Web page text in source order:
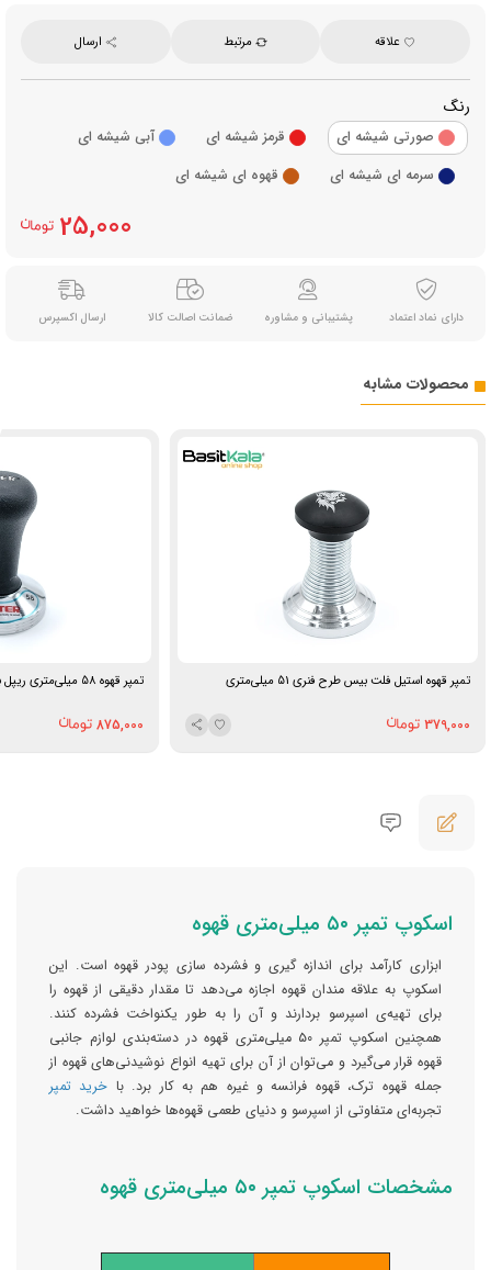
علاقه مرتبط ارسال
رنگ
صورتی شیشه ای قرمز شیشه ای
آبی شیشه ای
سرمه ای شیشه ای
قهوه ای شیشه ای
25,000
دارای نماد اعتماد پشتیبانی و مشاوره ضمانت اصالت کالا ارسال اکسپرس
محصولات مشابه
تمپر قهوه استیل فلت بیس طرح فنری 51 میلی‌متری
379,000
تمپر قهوه 58 میلی‌متری ریپل بیس گتر
875,000
اسکوپ تمپر ۵۰ میلی‌متری قهوه
ابزاری کارآمد برای اندازه‌ گیری و فشرده‌ سازی پودر قهوه است. این
اسکوپ به علاقه مندان قهوه اجازه می‌دهد تا مقدار دقیقی از قهوه را
برای تهیه‌ی اسپرسو بردارند و آن را به طور یکنواخت فشرده کنند.
همچنین اسکوپ تمپر ۵۰ میلی‌متری قهوه در دسته‌بندی لوازم جانبی
قهوه قرار می‌گیرد و می‌توان از آن برای تهیه انواع نوشیدنی‌های قهوه از
جمله قهوه ترک، قهوه فرانسه و غیره هم به کار برد. با خرید تمپر
تجربه‌ای متفاوتی از اسپرسو و دنیای طعمی قهوه‌ها خواهید داشت.
مشخصات اسکوپ تمپر ۵۰ میلی‌متری قهوه